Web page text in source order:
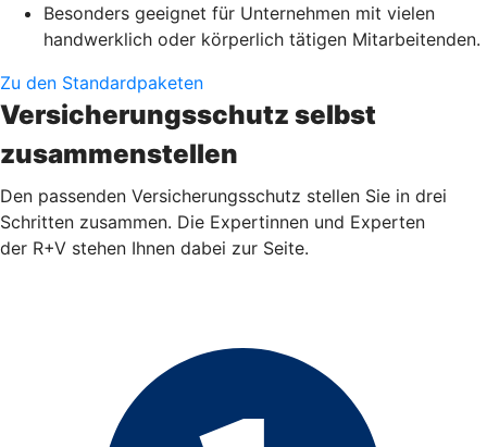
Besonders geeignet für Unternehmen mit vielen
handwerklich oder körperlich tätigen Mitarbeitenden.
Zu den Standardpaketen
Versicherungsschutz selbst
zusammenstellen
Den passenden Versicherungsschutz stellen Sie in drei
Schritten zusammen. Die Expertinnen und Experten
der R+V stehen Ihnen dabei zur Seite.